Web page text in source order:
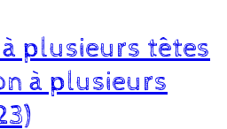
à plusieurs têtes
à plusieurs